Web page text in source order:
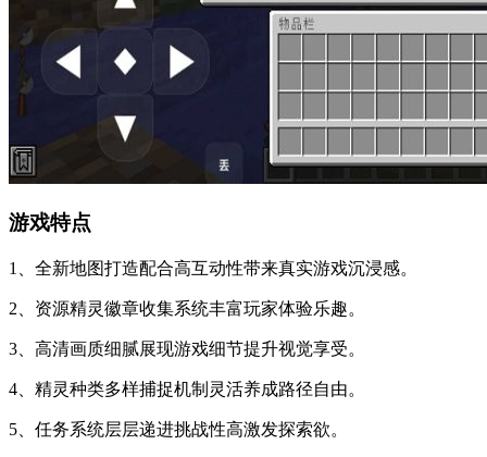
游戏特点
1、全新地图打造配合高互动性带来真实游戏沉浸感。
2、资源精灵徽章收集系统丰富玩家体验乐趣。
3、高清画质细腻展现游戏细节提升视觉享受。
4、精灵种类多样捕捉机制灵活养成路径自由。
5、任务系统层层递进挑战性高激发探索欲。